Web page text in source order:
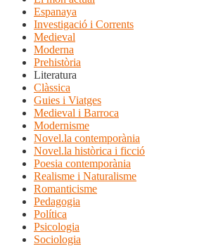
Espanaya
Investigació i Corrents
Medieval
Moderna
Prehistòria
Literatura
Clàssica
Guies i Viatges
Medieval i Barroca
Modernisme
Novel.la contemporània
Novel.la històrica i ficció
Poesia contemporània
Realisme i Naturalisme
Romanticisme
Pedagogia
Política
Psicologia
Sociologia